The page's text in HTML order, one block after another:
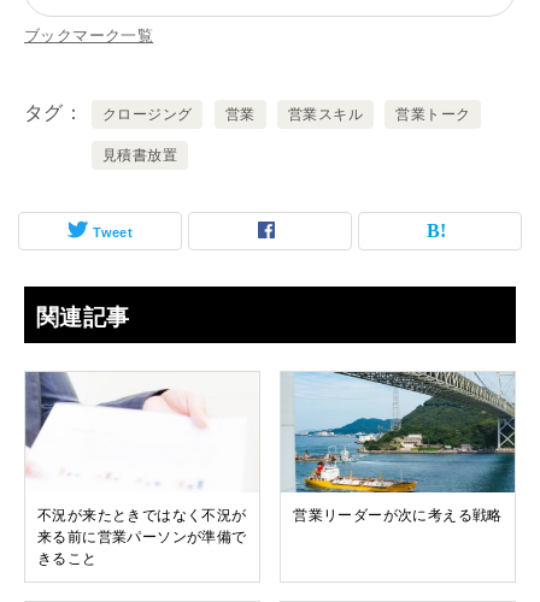
ブックマーク一覧
タグ クロージング 営業 営業スキル 営業トーク
見積書放置
Tweet
関連記事
不況が来たときではなく不況が
来る前に営業パーソンが準備で
きること
営業リーダーが次に考える戦略